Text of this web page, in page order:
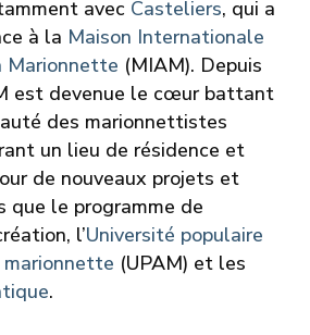
avec Casteliers, qui a
à la Maison Internationale
Marionnette (MIAM). Depuis
est devenue le cœur battant
des marionnettistes
un lieu de résidence et
de nouveaux projets et
que le programme de
l’Université populaire
(UPAM) et les
.